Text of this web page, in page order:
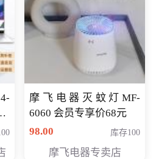
摩飞电器灭蚊灯MF-
6060 会员专享价68元
98.00
库存100
摩飞电器专卖店